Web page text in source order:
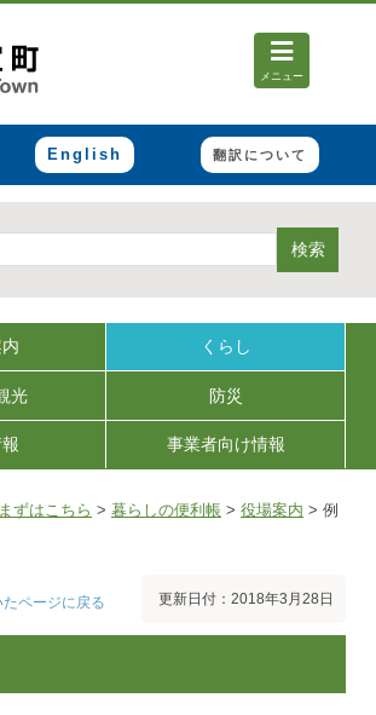
メニュー
English 翻訳について
検索
くらし
光 防災
事業者向け情報
まずはこちら > 暮らしの便利帳 > 役場案内 > 例
ページに戻る 更新日付：2018年3月28日